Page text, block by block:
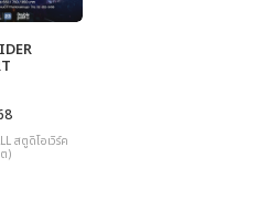
สตูดิโอเวิร์ค
)